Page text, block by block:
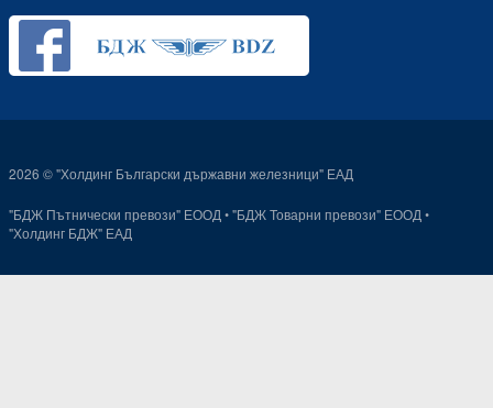
2026 © "Холдинг Български държавни железници" ЕАД
"БДЖ Пътнически превози" ЕООД •"БДЖ Товарни превози" ЕООД •
"Холдинг БДЖ" ЕАД